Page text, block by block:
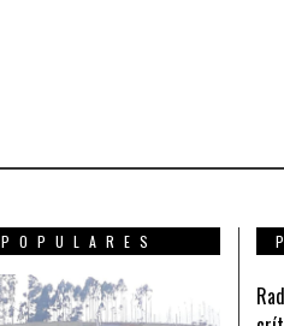
POPULARES